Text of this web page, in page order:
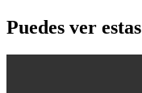
Puedes ver estas